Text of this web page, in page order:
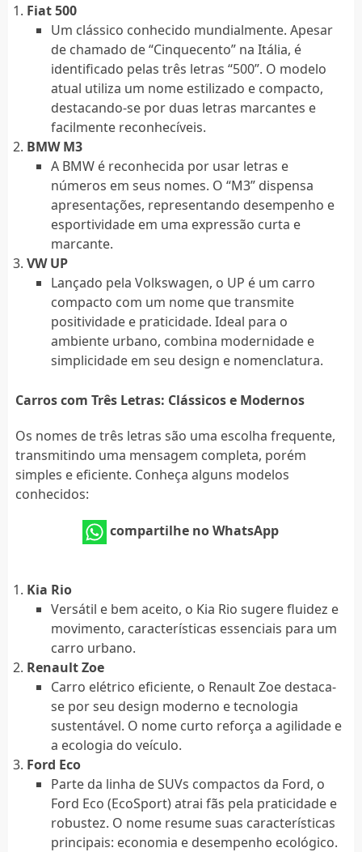
Fiat 500
Um clássico conhecido mundialmente. Apesar
de chamado de “Cinquecento” na Itália, é
identificado pelas três letras “500”. O modelo
atual utiliza um nome estilizado e compacto,
destacando-se por duas letras marcantes e
facilmente reconhecíveis.
BMW M3
A BMW é reconhecida por usar letras e
números em seus nomes. O “M3” dispensa
apresentações, representando desempenho e
esportividade em uma expressão curta e
marcante.
VW UP
Lançado pela Volkswagen, o UP é um carro
compacto com um nome que transmite
positividade e praticidade. Ideal para o
ambiente urbano, combina modernidade e
simplicidade em seu design e nomenclatura.
Carros com Três Letras: Clássicos e Modernos
Os nomes de três letras são uma escolha frequente,
transmitindo uma mensagem completa, porém
simples e eficiente. Conheça alguns modelos
conhecidos:
compartilhe no WhatsApp
Kia Rio
Versátil e bem aceito, o Kia Rio sugere fluidez e
movimento, características essenciais para um
carro urbano.
Renault Zoe
Carro elétrico eficiente, o Renault Zoe destaca-
se por seu design moderno e tecnologia
sustentável. O nome curto reforça a agilidade e
a ecologia do veículo.
Ford Eco
Parte da linha de SUVs compactos da Ford, o
Ford Eco (EcoSport) atrai fãs pela praticidade e
robustez. O nome resume suas características
principais: economia e desempenho ecológico.